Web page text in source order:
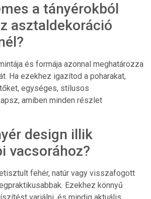
a tányérokból
asztaldekoráció
és formája azonnal meghatározza
Ha ezekhez igazítod a poharakat,
egységes, stílusos
amiben minden részlet
design illik
vacsorához?
fehér, natúr vagy visszafogott
Ezekhez könnyű